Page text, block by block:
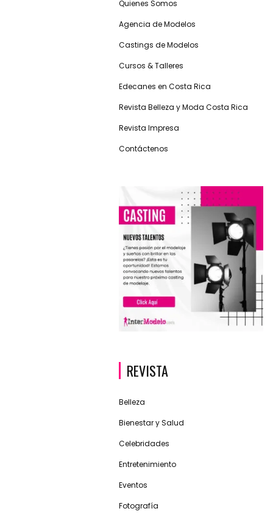
Quienes Somos
Agencia de Modelos
Castings de Modelos
Cursos & Talleres
Edecanes en Costa Rica
Revista Belleza y Moda Costa Rica
Revista Impresa
Contáctenos
REVISTA
Belleza
Bienestar y Salud
Celebridades
Entretenimiento
Eventos
Fotografía